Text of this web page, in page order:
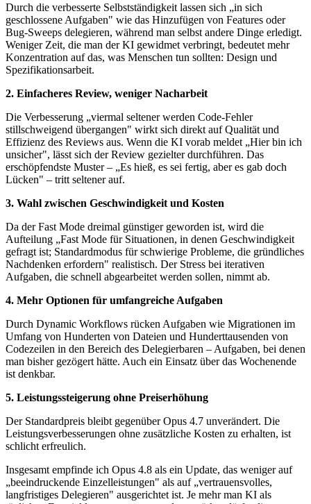
Durch die verbesserte Selbstständigkeit lassen sich „in sich
geschlossene Aufgaben" wie das Hinzufügen von Features oder
Bug-Sweeps delegieren, während man selbst andere Dinge erledigt.
Weniger Zeit, die man der KI gewidmet verbringt, bedeutet mehr
Konzentration auf das, was Menschen tun sollten: Design und
Spezifikationsarbeit.
2. Einfacheres Review, weniger Nacharbeit
Die Verbesserung „viermal seltener werden Code-Fehler
stillschweigend übergangen" wirkt sich direkt auf Qualität und
Effizienz des Reviews aus. Wenn die KI vorab meldet „Hier bin ich
unsicher", lässt sich der Review gezielter durchführen. Das
erschöpfendste Muster – „Es hieß, es sei fertig, aber es gab doch
Lücken" – tritt seltener auf.
3. Wahl zwischen Geschwindigkeit und Kosten
Da der Fast Mode dreimal günstiger geworden ist, wird die
Aufteilung „Fast Mode für Situationen, in denen Geschwindigkeit
gefragt ist; Standardmodus für schwierige Probleme, die gründliches
Nachdenken erfordern" realistisch. Der Stress bei iterativen
Aufgaben, die schnell abgearbeitet werden sollen, nimmt ab.
4. Mehr Optionen für umfangreiche Aufgaben
Durch Dynamic Workflows rücken Aufgaben wie Migrationen im
Umfang von Hunderten von Dateien und Hunderttausenden von
Codezeilen in den Bereich des Delegierbaren – Aufgaben, bei denen
man bisher gezögert hätte. Auch ein Einsatz über das Wochenende
ist denkbar.
5. Leistungssteigerung ohne Preiserhöhung
Der Standardpreis bleibt gegenüber Opus 4.7 unverändert. Die
Leistungsverbesserungen ohne zusätzliche Kosten zu erhalten, ist
schlicht erfreulich.
Insgesamt empfinde ich Opus 4.8 als ein Update, das weniger auf
„beeindruckende Einzelleistungen" als auf „vertrauensvolles,
langfristiges Delegieren" ausgerichtet ist. Je mehr man KI als